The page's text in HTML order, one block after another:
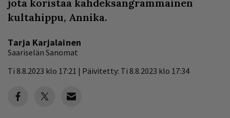
jota koristaa kahdeksangrammainen
kultahippu, Annika.
Tarja Karjalainen
Saariselän Sanomat
Ti 8.8.2023 klo 17:21 | Päivitetty: Ti 8.8.2023 klo 17:34